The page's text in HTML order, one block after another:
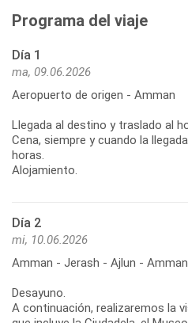
Programa del viaje
Día 1
ma, 09.06.2026
Aeropuerto de origen - Amman
Llegada al destino y traslado al
Cena, siempre y cuando la
horas.
Alojamiento.
Día 2
mi, 10.06.2026
Amman - Jerash - Ajlun - Amman
Desayuno.
A continuación, realizaremos la